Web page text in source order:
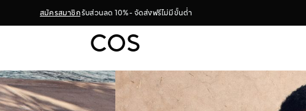
สมัครสมาชิกรับส่วนลด 10% - จัดส่งฟรีไม่มีขั้นต่ำ